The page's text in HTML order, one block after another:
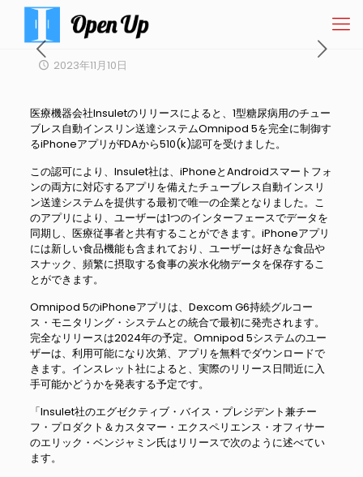
2023年11月10日
医療機器会社Insuletのリリースによると、1型糖尿病用のチュー
ブレス自動インスリン送達システムOmnipod 5を完全に制御す
るiPhoneアプリがFDAから510(k)認可を受けました。
この認可により、Insulet社は、iPhoneとAndroidスマートフォ
ンの両方に対応するアプリを備えたチューブレス自動インスリ
ン送達システムを提供する最初で唯一の企業となりました。こ
のアプリにより、ユーザーは1つのインターフェースでデータを
同期し、医療従事者と共有することができます。iPhoneアプリ
には新しい食品機能も含まれており、ユーザーは好きな食品や
スナック、頻繁に摂取する食事の炭水化物データを保存するこ
とができます。
Omnipod 5のiPhoneアプリは、Dexcom G6持続グルコー
ス・モニタリング・システムとの統合で最初に発売されます。
完全なリリースは2024年の予定。Omnipod 5システムのユー
ザーは、利用可能になり次第、アプリを無料でダウンロードで
きます。インスレット社によると、実際のリリース日間近に入
手可能かどうかを発表する予定です。
「Insulet社のエグゼクティブ・バイス・プレジデント兼チー
フ・プロダクト＆カスタマー・エクスペリエンス・オフィサー
のエリック・ベンジャミン氏はリリースで次のように述べてい
ます。